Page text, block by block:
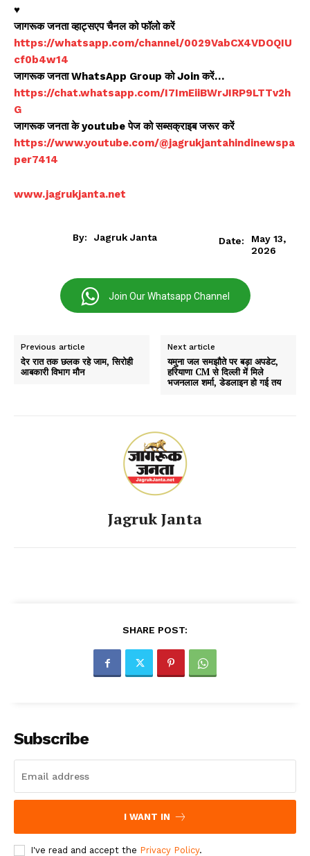
♥️
जागरूक जनता व्हाट्सएप चैनल को फॉलो करें
https://whatsapp.com/channel/0029VabCX4VDOQIU
cf0b4w14
जागरूक जनता WhatsApp Group को Join करें…
https://chat.whatsapp.com/I7ImEiiBWrJIRP9LTTv2h
G
जागरूक जनता के youtube पेज को सब्सक्राइब जरूर करें
https://www.youtube.com/@jagrukjantahindinewspa
per7414
www.jagrukjanta.net
By: Jagruk Janta Date:
May 13,
2026
Join Our Whatsapp Channel
Previous article
देर रात तक छलक रहे जाम, सिरोही
आबकारी विभाग मौन
Next article
यमुना जल समझौते पर बड़ा अपडेट,
हरियाणा CM से दिल्ली में मिले
भजनलाल शर्मा, डेडलाइन हो गई तय
Jagruk Janta
SHARE POST:
Subscribe
I WANT IN
I've read and accept the Privacy Policy.